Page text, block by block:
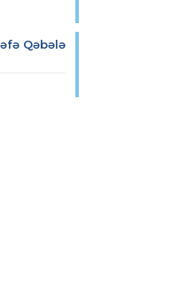
Qəbələ